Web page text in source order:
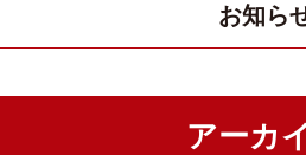
お知ら
アーカ